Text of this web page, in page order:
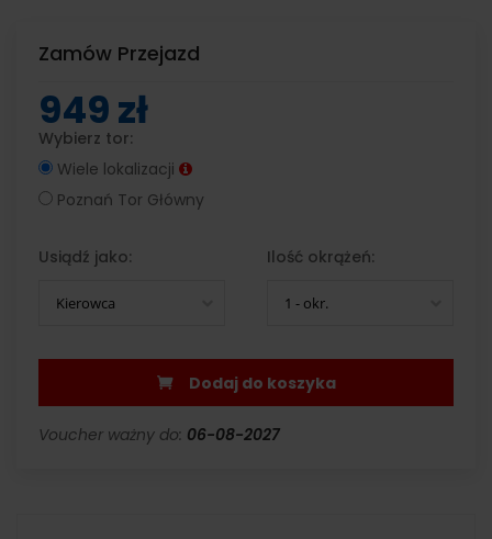
Zamów Przejazd
949 zł
Wybierz tor:
Wiele lokalizacji
Poznań Tor Główny
Usiądź jako:
Kierowca
Ilość okrążeń:
1 - okr.
Dodaj do koszyka
Voucher ważny do: 06-08-2027